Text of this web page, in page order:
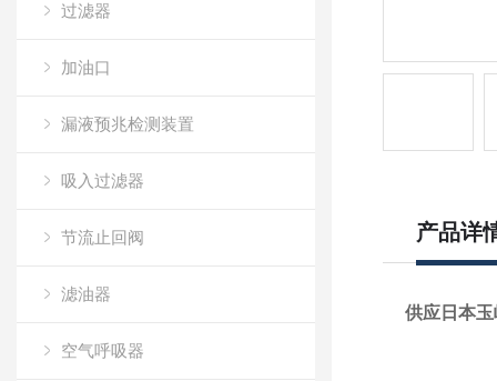
过滤器
加油口
漏液预兆检测装置
吸入过滤器
节流止回阀
滤油器
空气呼吸器
产品详
供应日本